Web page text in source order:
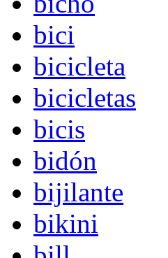
bici
bicicleta
bicicletas
bicis
bidón
bijilante
bikini